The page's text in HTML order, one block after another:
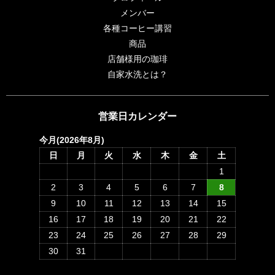
メンバー
各種コーヒー講習
商品
店舗様用の珈琲
自家水洗とは？
営業日カレンダー
今月(2026年8月)
日
月 火 水 木 金
土
1
2
3 4 5 6 7
8
9
10 11 12 13 14
15
16
17 18 19 20 21
22
23
24 25 26 27 28
29
30
31